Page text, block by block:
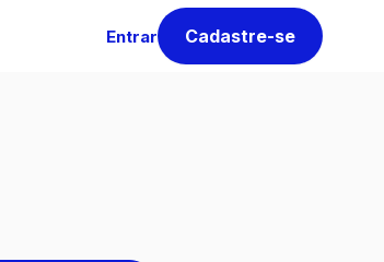
Entrar Cadastre-se